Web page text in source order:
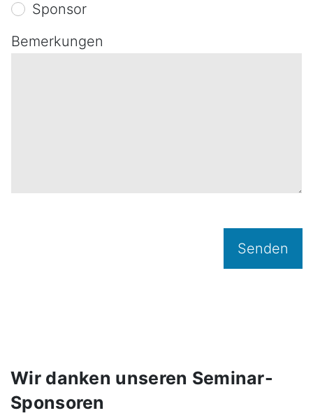
Sponsor
Bemerkungen
Senden
Wir danken unseren Seminar-
Sponsoren